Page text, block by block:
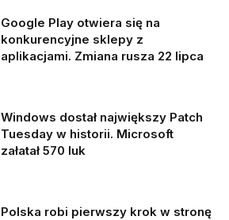
Google Play otwiera się na
konkurencyjne sklepy z
aplikacjami. Zmiana rusza 22 lipca
Windows dostał największy Patch
Tuesday w historii. Microsoft
załatał 570 luk
Polska robi pierwszy krok w stronę